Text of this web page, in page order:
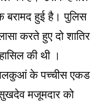
बरामद हुई है। पुलिस
करते हुए दो शातिर
की थी ।
के पच्चीस एकड
सुखदेव मजूमदार को